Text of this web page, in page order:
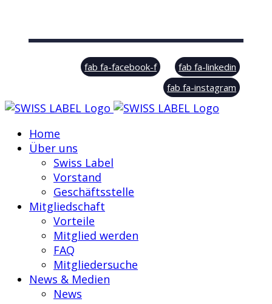
© Swiss Label, All rights reserved
fab fa-facebook-f
fab fa-linkedin
fab fa-instagram
Home
Über uns
Swiss Label
Vorstand
Geschäftsstelle
Mitgliedschaft
Vorteile
Mitglied werden
FAQ
Mitgliedersuche
News & Medien
News